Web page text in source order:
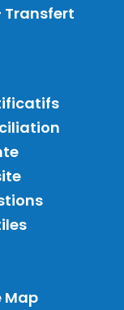
Transfert
Map